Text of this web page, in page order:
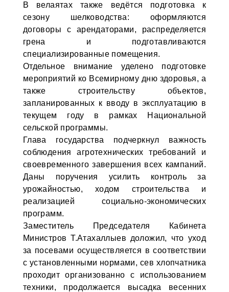
В велаятах также ведётся подготовка к
сезону шелководства: оформляются
договоры с арендаторами, распределяется
грена и подготавливаются
специализированные помещения.
Отдельное внимание уделено подготовке
мероприятий ко Всемирному дню здоровья, а
также строительству объектов,
запланированных к вводу в эксплуатацию в
текущем году в рамках Национальной
сельской программы.
Глава государства подчеркнул важность
соблюдения агротехнических требований и
своевременного завершения всех кампаний.
Даны поручения усилить контроль за
урожайностью, ходом строительства и
реализацией социально-экономических
программ.
Заместитель Председателя Кабинета
Министров Т.Атахаллыев доложил, что уход
за посевами осуществляется в соответствии
с установленными нормами, сев хлопчатника
проходит организованно с использованием
техники, продолжается высадка весенних